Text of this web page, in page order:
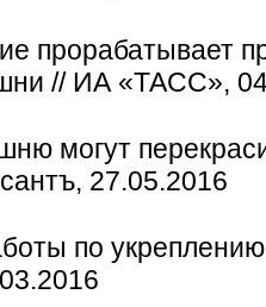
прорабатывает
// ИА «ТАСС»,
могут
27.05.2016
по